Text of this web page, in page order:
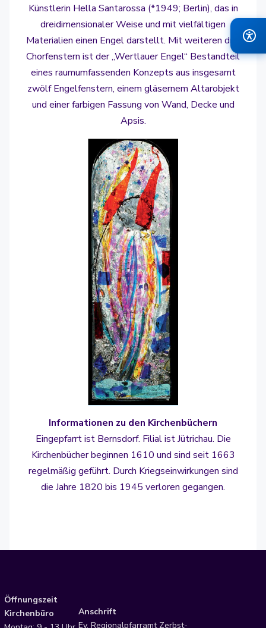
Künstlerin Hella Santarossa (*1949; Berlin), das in
dreidimensionaler Weise und mit vielfältigen
Materialien einen Engel darstellt. Mit weiteren drei
Chorfenstern ist der „Wertlauer Engel“ Bestandteil
eines raumumfassenden Konzepts aus insgesamt
zwölf Engelfenstern, einem gläsernem Altarobjekt
und einer farbigen Fassung von Wand, Decke und
Apsis.
Informationen zu den Kirchenbüchern
Eingepfarrt ist Bernsdorf. Filial ist Jütrichau. Die
Kirchenbücher beginnen 1610 und sind seit 1663
regelmäßig geführt. Durch Kriegseinwirkungen sind
die Jahre 1820 bis 1945 verloren gegangen.
Öffnungszeit
Kirchenbüro
Anschrift
Ev. Regionalpfarramt Zerbst-